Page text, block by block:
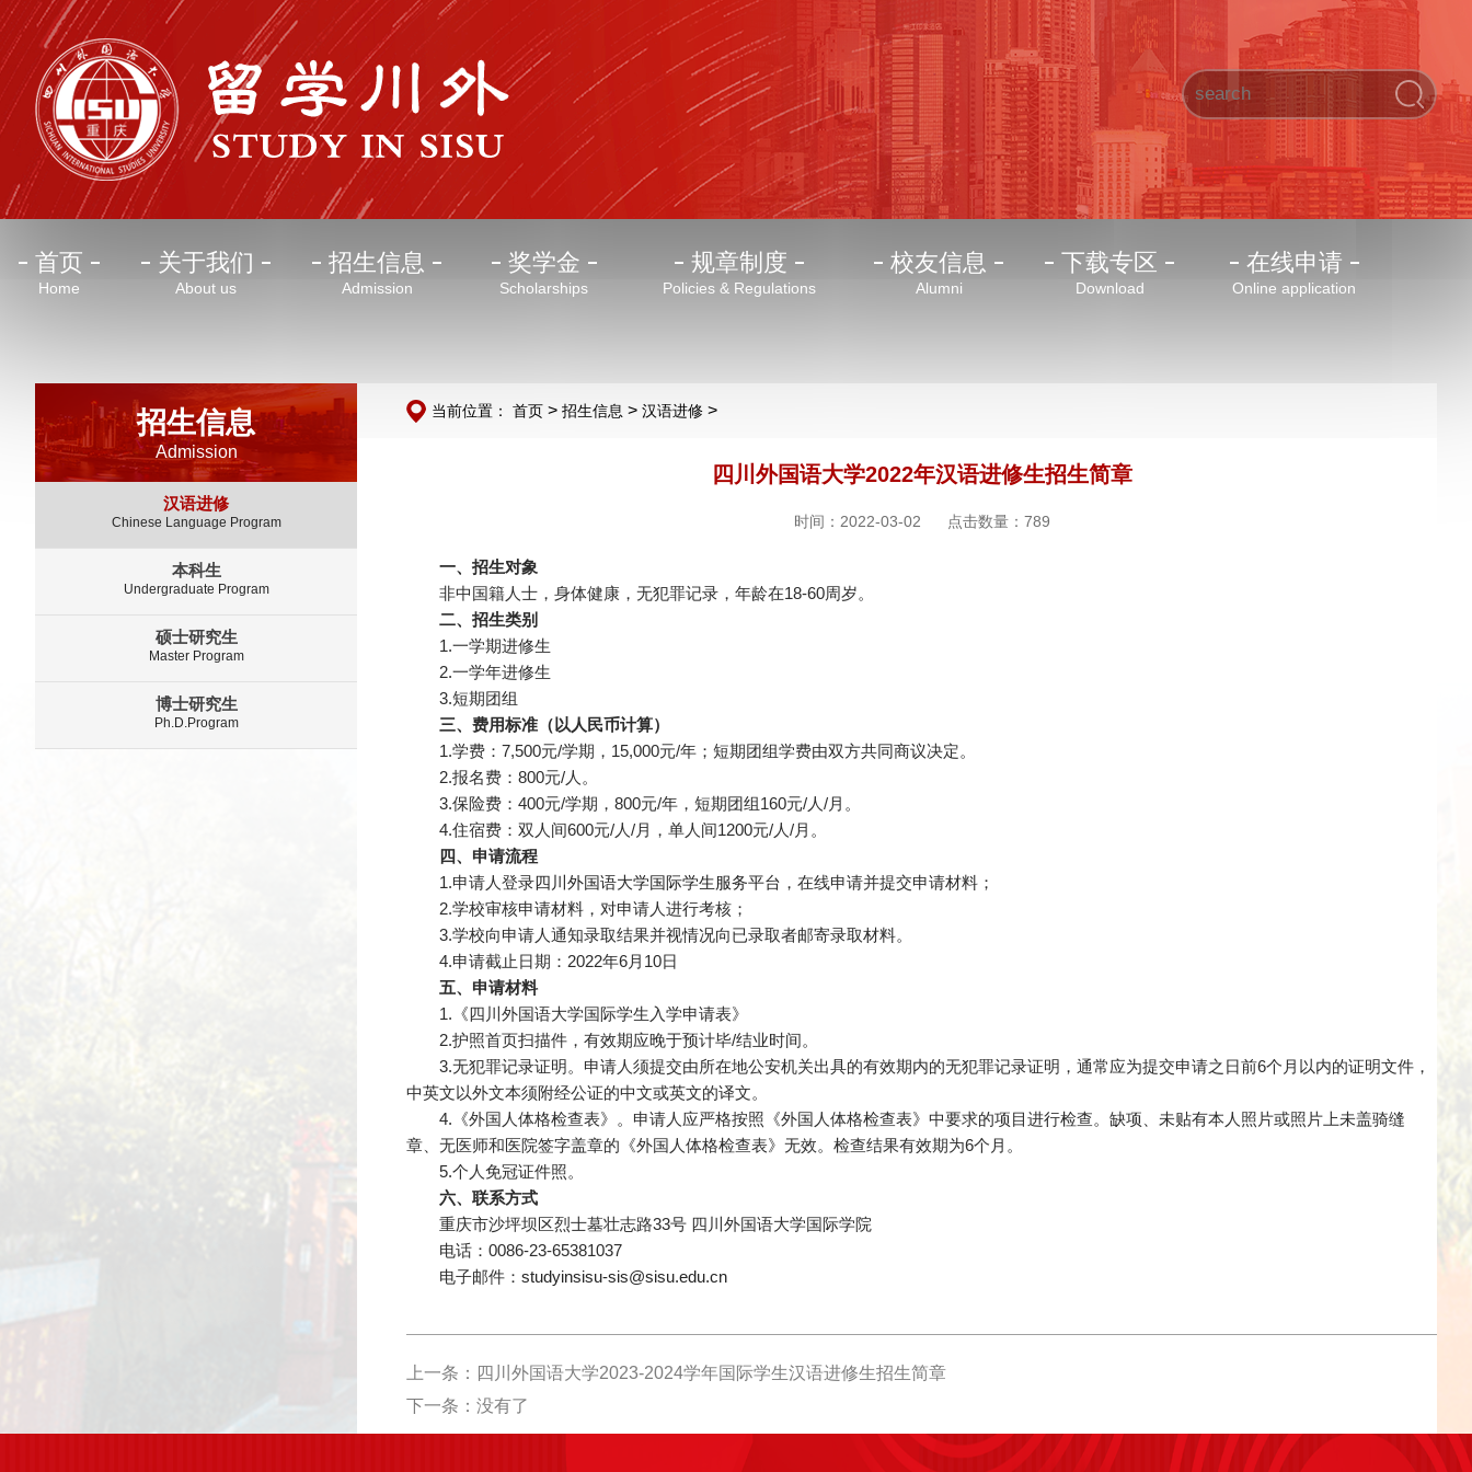
首页
Home
关于我们
About us
招生信息
Admission
奖学金
Scholarships
规章制度
Policies & Regulations
校友信息
Alumni
下载专区
Download
在线申请
Online application
招生信息
Admission
汉语进修
Chinese Language Program
本科生
Undergraduate Program
硕士研究生
Master Program
博士研究生
Ph.D.Program
当前位置： 首页 >招生信息 >汉语进修 >
四川外国语大学2022年汉语进修生招生简章
时间：2022-03-02 点击数量： 789
一、招生对象
非中国籍人士，身体健康，无犯罪记录，年龄在18-60周岁。
二、招生类别
1.一学期进修生
2.一学年进修生
3.短期团组
三、费用标准（以人民币计算）
1.学费：7,500元/学期，15,000元/年；短期团组学费由双方共同商议决定。
2.报名费：800元/人。
3.保险费：400元/学期，800元/年，短期团组160元/人/月。
4.住宿费：双人间600元/人/月，单人间1200元/人/月。
四、申请流程
1.申请人登录四川外国语大学国际学生服务平台 ，在线申请并提交申请材料；
2.学校审核申请材料，对申请人进行考核；
3.学校向申请人通知录取结果并视情况向已录取者邮寄录取材料。
4.申请截止日期：2022年6月10日
五、申请材料
1.《四川外国语大学国际学生入学申请表》
2.护照首页扫描件，有效期应晚于预计毕/结业时间。
3.无犯罪记录证明。申请人须提交由所在地公安机关出具的有效期内的无犯罪记录证明，通常应为提交申请之日前6个月以内的证明文件，
中英文以外文本须附经公证的中文或英文的译文。
4.《外国人体格检查表》。申请人应严格按照《外国人体格检查表》中要求的项目进行检查。缺项、未贴有本人照片或照片上未盖骑缝
章、无医师和医院签字盖章的《外国人体格检查表》无效。检查结果有效期为6个月。
5.个人免冠证件照。
六、联系方式
重庆市沙坪坝区烈士墓壮志路33号 四川外国语大学国际学院
电话：0086-23-65381037
电子邮件：studyinsisu-sis@sisu.edu.cn
上一条：四川外国语大学2023-2024学年国际学生汉语进修生招生简章
下一条：没有了